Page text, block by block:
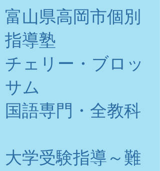
富山県高岡市個別
指導塾
チェリー・ブロッ
サム
​国語専門・全教科
大学受験指導～難